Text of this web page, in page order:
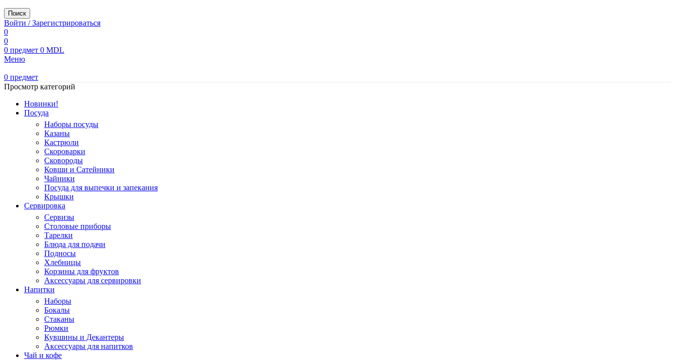
Поиск
Войти / Зарегистрироваться
0
0
0 предмет 0 MDL
Меню
0 предмет
Просмотр категорий
Новинки!
Посуда
Наборы посуды
Казаны
Кастрюли
Скороварки
Сковороды
Ковши и Сатейники
Чайники
Посуда для выпечки и запекания
Крышки
Сервировка
Сервизы
Столовые приборы
Тарелки
Блюда для подачи
Подносы
Хлебницы
Корзины для фруктов
Аксессуары для сервировки
Напитки
Наборы
Бокалы
Стаканы
Рюмки
Кувшины и Декантеры
Аксессуары для напитков
Чай и кофе